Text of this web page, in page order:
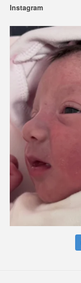
Instagram